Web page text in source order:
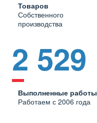
Товаров
Собственного
производства
2 529
Выполненные работы
Работаем с 2006 года